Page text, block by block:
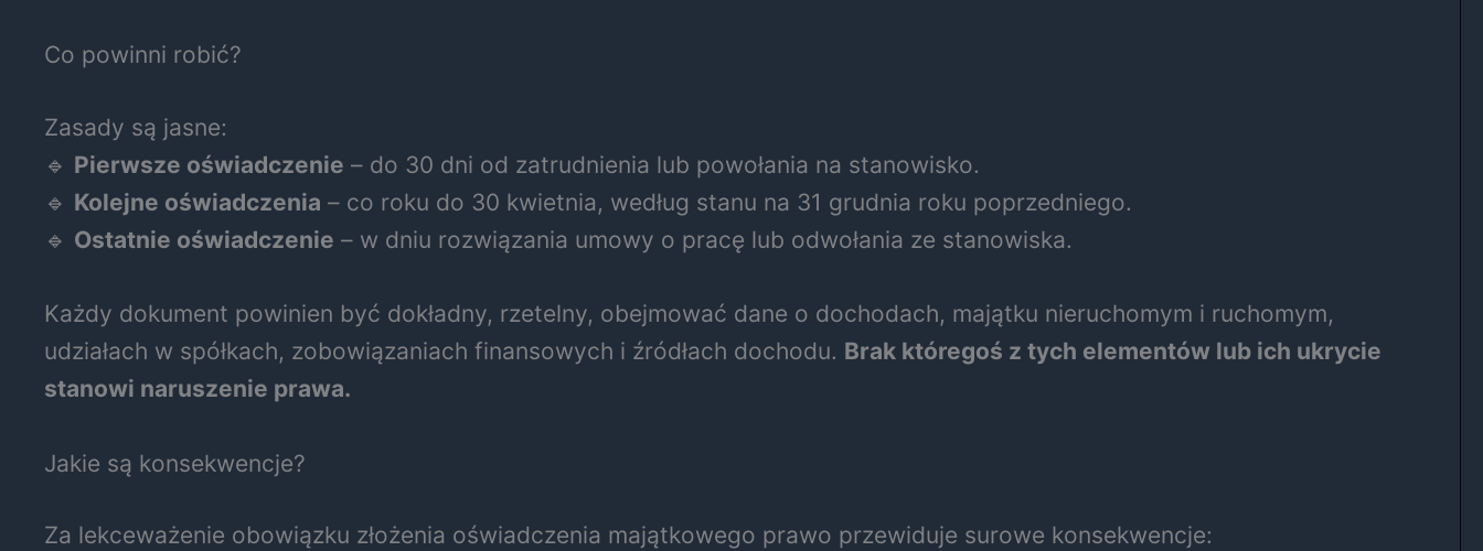
Co powinni robić?
Zasady są jasne:
🔹 Pierwsze oświadczenie – do 30 dni od zatrudnienia lub powołania na stanowisko.
🔹 Kolejne oświadczenia – co roku do 30 kwietnia, według stanu na 31 grudnia roku poprzedniego.
🔹 Ostatnie oświadczenie – w dniu rozwiązania umowy o pracę lub odwołania ze stanowiska.
Każdy dokument powinien być dokładny, rzetelny, obejmować dane o dochodach, majątku nieruchomym i ruchomym,
udziałach w spółkach, zobowiązaniach finansowych i źródłach dochodu. Brak któregoś z tych elementów lub ich ukrycie
stanowi naruszenie prawa.
Jakie są konsekwencje?
Za lekceważenie obowiązku złożenia oświadczenia majątkowego prawo przewiduje surowe konsekwencje: